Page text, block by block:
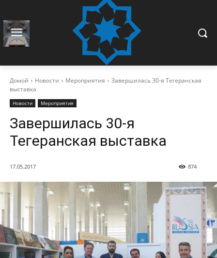
Домой Новости Мероприятия
Завершилась 30-я Тегеранская
выставка
Новости Мероприятия
Завершилась 30-я
Тегеранская выставка
17.05.2017 874